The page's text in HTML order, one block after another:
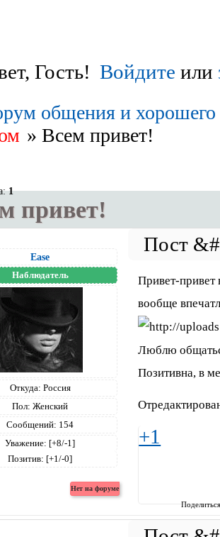
Гость! Войдите или
общения и хорошего
» Всем привет!
привет!
1
Ease
Наблюдатель
Откуда: Россия
Пол: Женский
Сообщений: 154
Уважение: [+8/-1]
Позитив: [+1/-0]
Привет-
вообще
Люблю
Позитивна, в
+1